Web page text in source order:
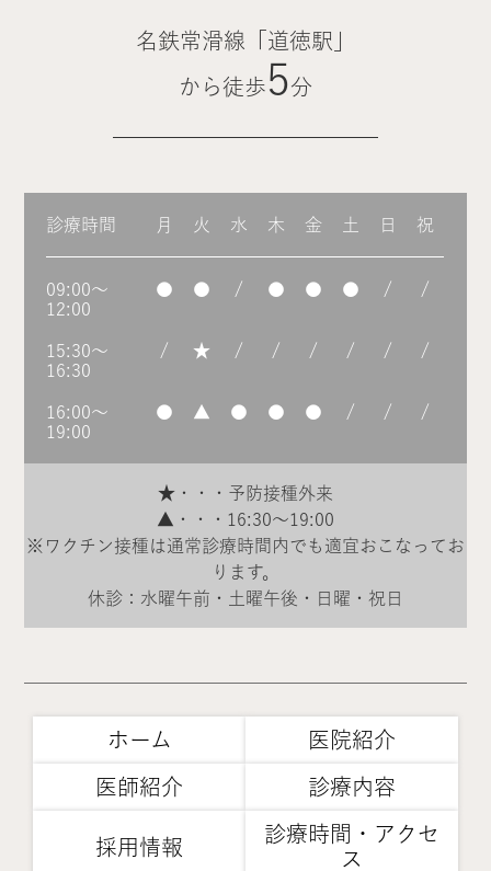
名鉄常滑線「道徳駅」
から徒歩 5分
診療時間 月 火 水 木 金 土 日 祝
09:00～
12:00
● ● / ● ● ● / /
15:30～
16:30
/ ★ / / / / / /
16:00～
19:00
● ▲ ● ● ● / / /
★・・・予防接種外来
▲・・・16:30～19:00
※ワクチン接種は通常診療時間内でも適宜おこなってお
ります。
休診：水曜午前・土曜午後・日曜・祝日
ホーム 医院紹介
医師紹介 診療内容
採用情報
診療時間・アクセ
ス